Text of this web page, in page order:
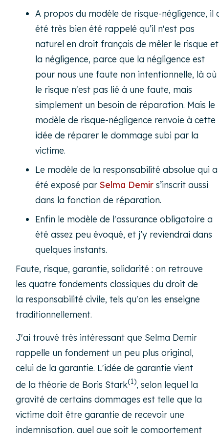
A propos du modèle de risque-négligence, il
été très bien été rappelé qu’il n'est pas
naturel en droit français de mêler le risque et
la négligence, parce que la négligence est
pour nous une faute non intentionnelle, là où
le risque n'est pas lié à une faute, mais
simplement un besoin de réparation. Mais le
modèle de risque-négligence renvoie à cette
idée de réparer le dommage subi par la
victime.
Le modèle de la responsabilité absolue qui a
été exposé par Selma Demir s’inscrit aussi
dans la fonction de réparation.
Enfin le modèle de l'assurance obligatoire a
été assez peu évoqué, et j’y reviendrai dans
quelques instants.
Faute, risque, garantie, solidarité : on retrouve
les quatre fondements classiques du droit de
la responsabilité civile, tels qu'on les enseigne
traditionnellement.
J'ai trouvé très intéressant que Selma Demir
rappelle un fondement un peu plus original,
celui de la garantie. L'idée de garantie vient
de la théorie de Boris Stark(1), selon lequel la
gravité de certains dommages est telle que la
victime doit être garantie de recevoir une
indemnisation, quel que soit le comportement